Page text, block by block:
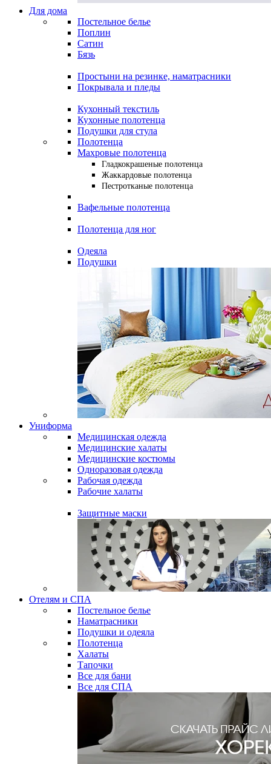
Для дома
Постельное белье
Поплин
Сатин
Бязь
Простыни на резинке, наматрасники
Покрывала и пледы
Кухонный текстиль
Кухонные полотенца
Подушки для стула
Полотенца
Махровые полотенца
Гладкокрашеные полотенца
Жаккардовые полотенца
Пестротканые полотенца
Вафельные полотенца
Полотенца для ног
Одеяла
Подушки
Униформа
Медицинская одежда
Медицинские халаты
Медицинские костюмы
Одноразовая одежда
Рабочая одежда
Рабочие халаты
Защитные маски
Отелям и СПА
Постельное белье
Наматрасники
Подушки и одеяла
Полотенца
Халаты
Тапочки
Все для бани
Все для СПА